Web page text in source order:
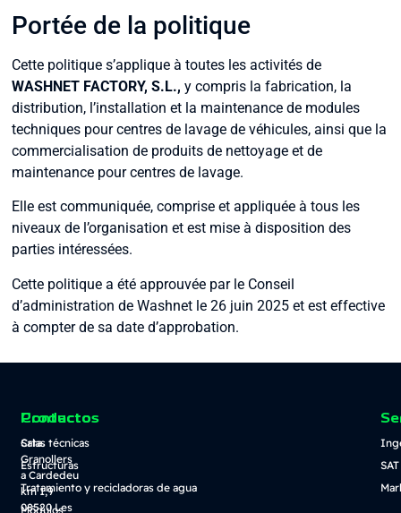
Portée de la politique
Cette politique s’applique à toutes les activités de
WASHNET FACTORY, S.L., y compris la fabrication, la
distribution, l’installation et la maintenance de modules
techniques pour centres de lavage de véhicules, ainsi que la
commercialisation de produits de nettoyage et de
maintenance pour centres de lavage.
Elle est communiquée, comprise et appliquée à tous les
niveaux de l’organisation et est mise à disposition des
parties intéressées.
Cette politique a été approuvée par le Conseil
d’administration de Washnet le 26 juin 2025 et est effective
à compter de sa date d’approbation.
Contacto
Crta.
Granollers
a Cardedeu
km 1,9
08520 Les
Productos
Salas técnicas
Estructuras
Tratamiento y recicladoras de agua
Módulos
SAT